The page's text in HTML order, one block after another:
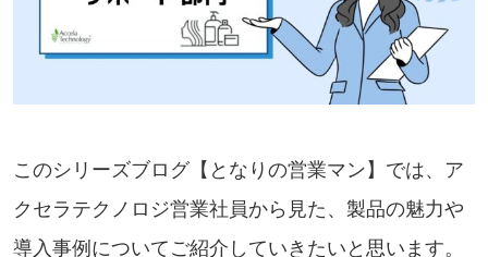
このシリーズブログ【となりの営業マン】では、ア
クセラテクノロジ営業社員から見た、製品の魅力や
導入事例についてご紹介していきたいと思います。